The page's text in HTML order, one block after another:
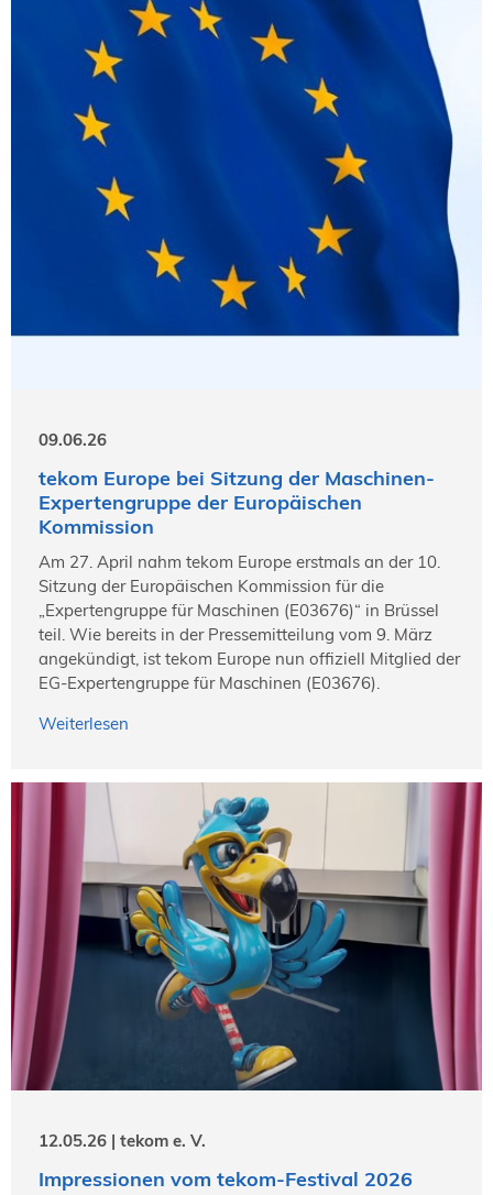
09.06.26
tekom Europe bei Sitzung der Maschinen-
Expertengruppe der Europäischen
Kommission
Am 27. April nahm tekom Europe erstmals an der 10.
Sitzung der Europäischen Kommission für die
„Expertengruppe für Maschinen (E03676)“ in Brüssel
teil. Wie bereits in der Pressemitteilung vom 9. März
angekündigt, ist tekom Europe nun offiziell Mitglied der
EG-Expertengruppe für Maschinen (E03676).
Weiterlesen
12.05.26 | tekom e. V.
Impressionen vom tekom-Festival 2026